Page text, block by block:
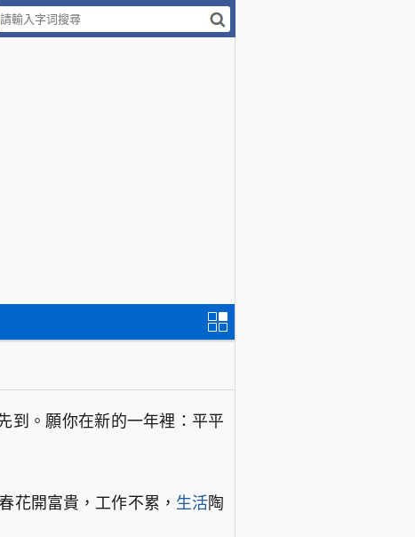
到。願你在新的一年裡：平平
花開富貴，工作不累， 生活陶